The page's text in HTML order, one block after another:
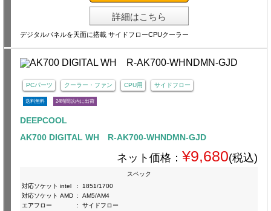
詳細はこちら
デジタルパネルを天面に搭載 サイドフローCPUクーラー
PCパーツ クーラー・ファン CPU用 サイドフロー
送料無料 24時間以内に出荷
DEEPCOOL
AK700 DIGITAL WH R-AK700-WHNDMN-GJD
ネット価格： ¥9,680(税込)
スペック
対応ソケット intel
:
1851/1700
対応ソケット AMD :
AM5/AM4
エアフロー
:
サイドフロー